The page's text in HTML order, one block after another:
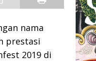
nama
prestasi
2019 di